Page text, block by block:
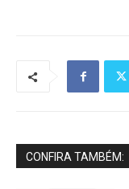
CONFIRA TAMBÉM: